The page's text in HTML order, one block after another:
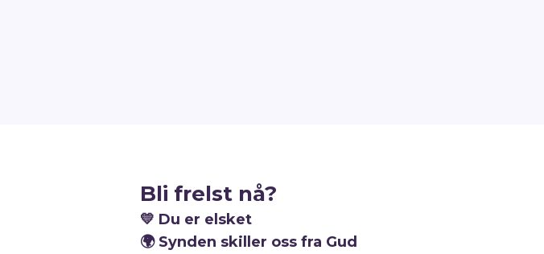
Bli frelst nå?
💛 Du er elsket
🌍 Synden skiller oss fra Gud